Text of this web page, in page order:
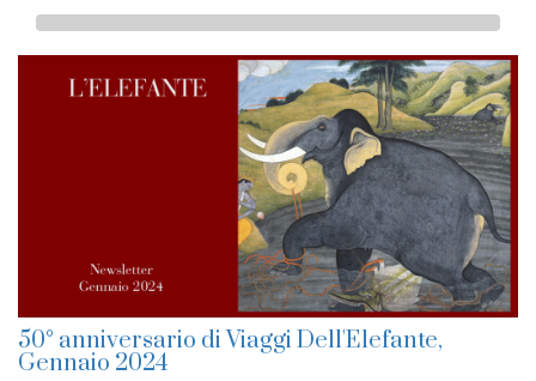
50° anniversario di Viaggi Dell'Elefante,
Gennaio 2024